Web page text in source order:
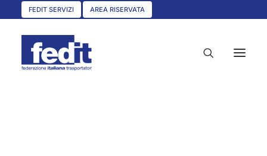
FEDIT SERVIZI AREA RISERVATA